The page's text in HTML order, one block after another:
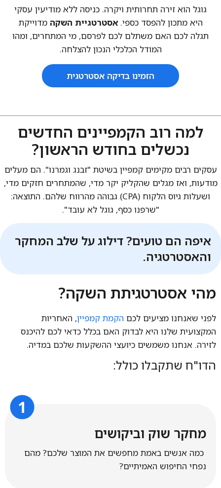
גוגל הוא זירה תחרותית ויקרה. כניסה ללא מודיעין עסקי
היא מתכון להפסד כספי.אסטרטגיית השקהמדוייקת
תגלה לכם האם משתלם לכם לפרסם, מי המתחרים, ומהו
המודל הכלכלי הנכון להצלחה.
הזמינו בדיקה אסטרטגית
למה רוב הקמפיינים החדשים
נכשלים בחודש הראשון?
עסקים רבים מקימים קמפיין בשיטת "זבנג וגמרנו". הם מעלים
מודעות, ואז מגלים שהקליק יקר מדי, שהמתחרים חזקים מדי,
ושעלות גיוס הלקוח (CPA) גבוהה מהרווח שלהם. התוצאה:
"שרפנו כסף, גוגל לא עובד".
איפה הם טועים? דילוג על שלב המחקר
והאסטרטגיה.
מהי אסטרטגיתת השקה?
לפני שאנחנו מציעים לכם הקמת קמפיין, האחריות
המקצועית שלנו היא לבדוק האם בכלל כדאי לכם להיכנס
לזירה. אנחנו משמשים כיועצי ההשקעות שלכם במדיה.
הדו"ח שתקבלו כולל:​
מחקר שוק וביקושים
כמה אנשים באמת מחפשים את המוצר שלכם? מהם
נפחי החיפוש האמיתיים?